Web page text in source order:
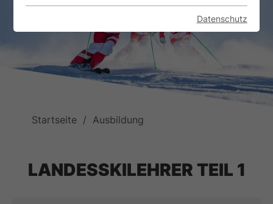
Startseite Ausbildung
LANDESSKILEHRER TEIL 1
Datenschutz